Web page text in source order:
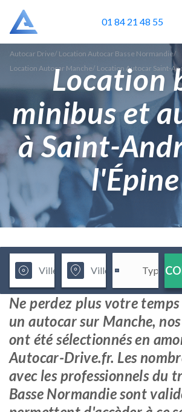
01 84 21 48 55
Autocar Drive/ Location Autocar Basse Normandie/
Location Autocar Manche/ Location Autocar Saint-
Location
minibus et
à Saint-
l'Épine
Ne perdez plus votre
un autocar sur Manche,
ont été sélectionnés en
Autocar-Drive.fr. Les
avec les professionnels du
Basse Normandie sont